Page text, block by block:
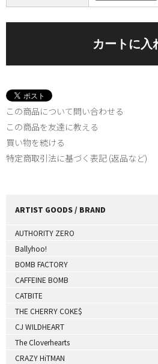
この商品について問い合わせる
この商品を友達に教える
買い物を続ける
特定商取引法に基づく表記 (返品など)
ARTIST GOODS / BRAND
AUTHORITY ZERO
Ballyhoo!
BOMB FACTORY
CAFFEINE BOMB
CATBITE
THE CHERRY COKE$
CJ WILDHEART
The Cloverhearts
CRAZY HiTMAN